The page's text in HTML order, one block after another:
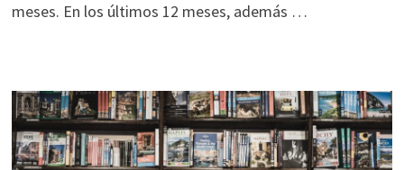
meses. En los últimos 12 meses, además …